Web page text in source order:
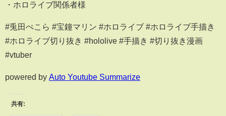
・ホロライブ関係者様
#兎田ぺこら #宝鐘マリン #ホロライブ #ホロライブ手描き
#ホロライブ切り抜き #hololive #手描き #切り抜き漫画
#vtuber
powered by Auto Youtube Summarize
共有: